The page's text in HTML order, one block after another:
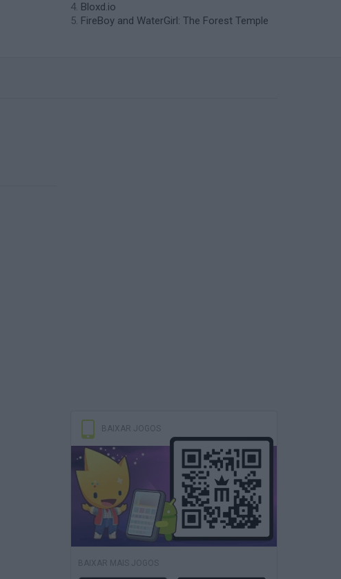
Bloxd.io
FireBoy and WaterGirl: The Forest Temple
BAIXAR JOGOS
BAIXAR MAIS JOGOS